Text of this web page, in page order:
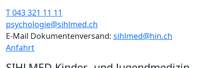
T 043 321 11 11
psychologie@sihlmed.ch
E-Mail Dokumentenversand: sihlmed@hin.ch
Anfahrt